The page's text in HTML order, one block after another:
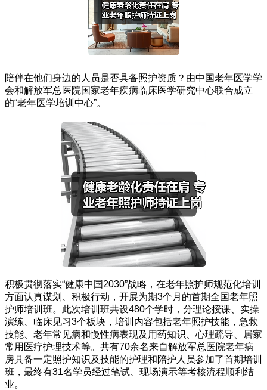
陪伴在他们身边的人员是否具备照护资质？由中国老年医学学
会和解放军总医院国家老年疾病临床医学研究中心联合成立
的“老年医学培训中心”。
积极贯彻落实“健康中国2030”战略，在老年照护师规范化培训
方面认真谋划、积极行动，开展为期3个月的首期全国老年照
护师培训班。此次培训班共设480个学时，分理论授课、实操
演练、临床见习3个板块，培训内容包括老年照护技能，急救
技能、老年常见病和慢性病表现及用药知识、心理疏导、居家
常用医疗护理技术等。共有70余名来自解放军总医院老年病
房具备一定照护知识及技能的护理和陪护人员参加了首期培训
班，最终有31名学员经过笔试、现场演示等考核流程顺利结
业。